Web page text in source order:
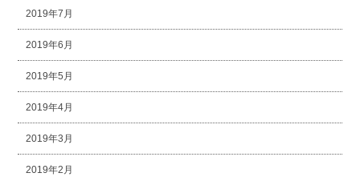
2019年7月
2019年6月
2019年5月
2019年4月
2019年3月
2019年2月